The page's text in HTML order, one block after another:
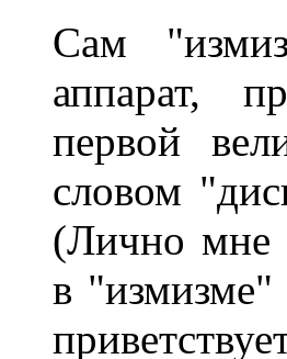
Сам
аппарат,
первой
словом
(Лично мне
в "измизме"